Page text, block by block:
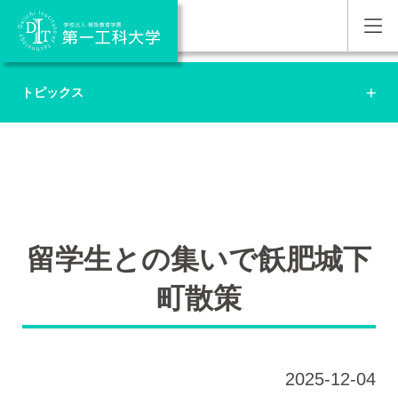
トピックス
留学生との集いで飫肥城下
町散策
2025-12-04